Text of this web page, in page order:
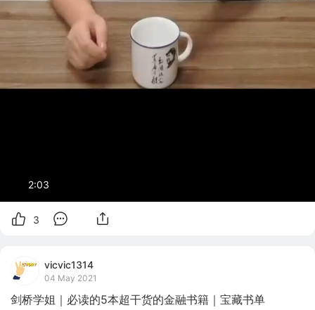
2:03
3
vicvic1314
04 May 2021
剑桥学姐｜必读的5本超干货的金融书籍｜宝藏书单